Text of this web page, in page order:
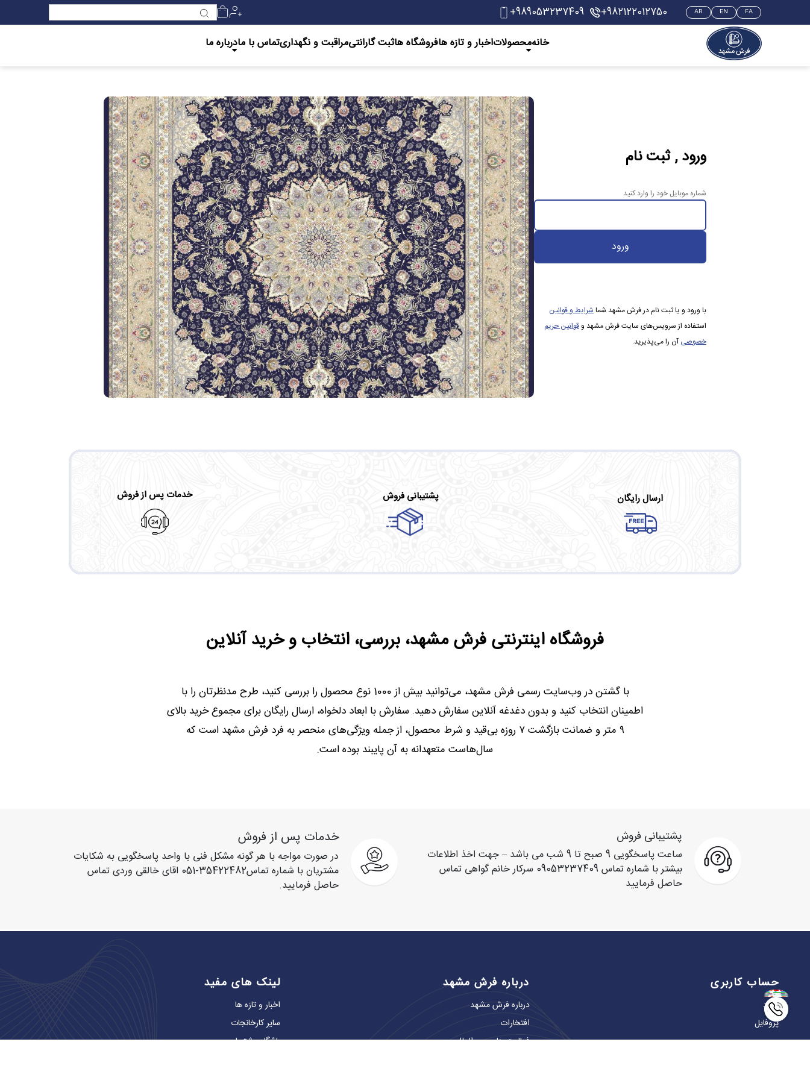
FA
EN
AR
+982122012750
+989053237409
خانهمحصولاتاخبار و تازه ها‌فروشگاه هاثبت گارانتیمراقبت و نگهداریتماس با مادرباره ما
ورود , ثبت نام
شماره موبایل خود را وارد کنید
ورود
با ورود و یا ثبت نام در فرش مشهد شماشرایط و قوانین
استفاده از سرویس‌های سایت فرش مشهد وقوانین حریم
خصوصی آن را می‌پذیرید.
ارسال رایگان پشتیبانی فروش خدمات پس از فروش
فروشگاه اینترنتی فرش مشهد، بررسی، انتخاب و خرید آنلاین
با گشتن در وب‌سایت رسمی فرش مشهد، می‌توانید بیش از 1000 نوع محصول را بررسی کنید، طرح مدنظرتان را با
اطمینان انتخاب کنید و بدون دغدغه آنلاین سفارش دهید. سفارش با ابعاد دلخواه، ارسال رایگان برای مجموع خرید بالای
۹ متر و ضمانت بازگشت ۷ روزه بی‌قید و شرط محصول، از جمله ویژگی‌های منحصر به فرد فرش مشهد است که
سال‌هاست متعهدانه به آن پایبند بوده است.
پشتیبانی فروش
ساعت پاسخگویی 9 صبح تا 9 شب می باشد – جهت اخذ اطلاعات
بیشتر با شماره تماس 09053237409 سرکار خانم گواهی تماس
حاصل فرمایید
خدمات پس از فروش
در صورت مواجه با هر گونه مشکل فنی با واحد پاسخگویی به شکایات
مشتریان با شماره تماس35422482-051 اقای خالقی وردی تماس
حاصل فرمایید.
حساب کاربری
ورود
پروفایل
درباره فرش مشهد
درباره فرش مشهد
افتخارات
فعالیت های بین المللی
لینک های مفید
اخبار و تازه ها
سایر کارخانجات
باشگاه مشتریان